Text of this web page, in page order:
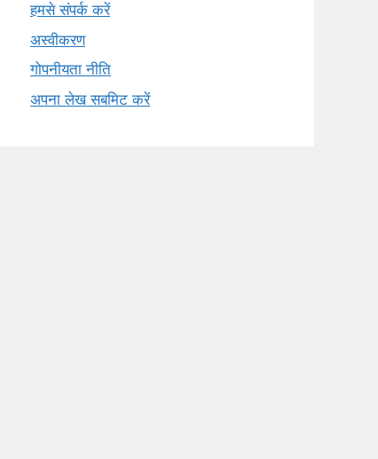
हमसे संपर्क करें
अस्वीकरण
गोपनीयता नीति
अपना लेख सबमिट करें